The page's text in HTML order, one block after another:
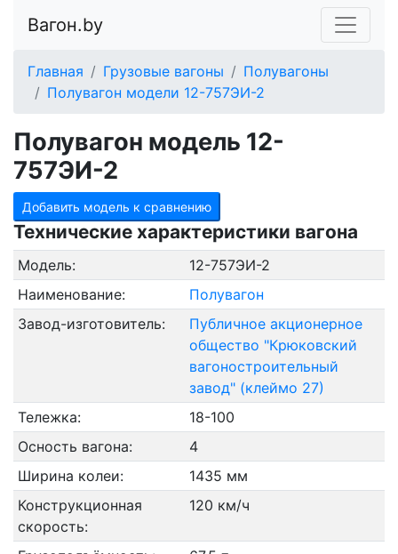
Вагон.by
Главная Грузовые вагоны
Полувагоны
Полувагон модели 12-757ЭИ-2
Полувагон модель 12-
757ЭИ-2
Добавить модель к сравнению
Технические характеристики вагона
Модель:
12-757ЭИ-2
Наименование:
Полувагон
Завод-изготовитель:
Публичное акционерное
общество "Крюковский
вагоностроительный
завод" (клеймо 27)
Тележка:
18-100
Осность вагона:
4
Ширина колеи:
1435 мм
Конструкционная
скорость:
120 км/ч